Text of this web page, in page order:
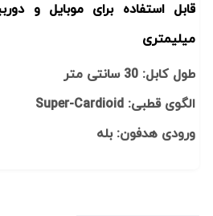
میلیمتری
طول کابل: 30 سانتی متر
الگوی قطبی: Super-Cardioid
ورودی هدفون: بله